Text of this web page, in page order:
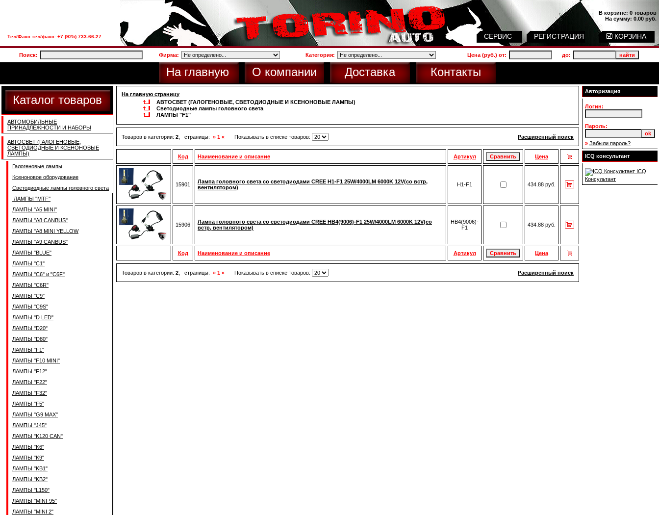
В корзине: 0 товаров
На сумму: 0.00 руб.
Тел/Факс тел/факс: +7 (925) 733-66-27 СЕРВИС РЕГИСТРАЦИЯ КОРЗИНА
Поиск: Фирма: Категория: Цена (руб.) от: до:
На главную О компании Доставка Контакты
Каталог товаров
АВТОМОБИЛЬНЫЕ
ПРИНАДЛЕЖНОСТИ И НАБОРЫ
АВТОСВЕТ (ГАЛОГЕНОВЫЕ,
СВЕТОДИОДНЫЕ И КСЕНОНОВЫЕ
ЛАМПЫ)
Галогеновые лампы
Ксеноновое оборудование
Светодиодные лампы головного света
!ЛАМПЫ ''MTF''
ЛАМПЫ "A5 MINI"
ЛАМПЫ "A8 CANBUS"
ЛАМПЫ "A8 MINI YELLOW
ЛАМПЫ "A9 CANBUS"
ЛАМПЫ "BLUE"
ЛАМПЫ "C1"
ЛАМПЫ "C6" и "C6F"
ЛАМПЫ "C6R"
ЛАМПЫ "C9"
ЛАМПЫ "C9S"
ЛАМПЫ "D LED"
ЛАМПЫ "D20"
ЛАМПЫ "D80"
ЛАМПЫ "F1"
ЛАМПЫ "F10 MINI"
ЛАМПЫ "F12"
ЛАМПЫ "F22"
ЛАМПЫ "F32"
ЛАМПЫ "F5"
ЛАМПЫ "G9 MAX"
ЛАМПЫ "J45"
ЛАМПЫ "K120 CAN"
ЛАМПЫ "K6"
ЛАМПЫ "K9"
ЛАМПЫ "KB1"
ЛАМПЫ "KB2"
ЛАМПЫ "L150"
ЛАМПЫ "MINI-95"
ЛАМПЫ "MINI 2"
На главную страницу
АВТОСВЕТ (ГАЛОГЕНОВЫЕ, СВЕТОДИОДНЫЕ И КСЕНОНОВЫЕ ЛАМПЫ)
Светодиодные лампы головного света
ЛАМПЫ "F1"
Товаров в категории: 2 , страницы: » 1 « Показывать в списке товаров: Расширенный поиск
Код Наименование и описание Артикул Цена
15901
Лампа головного света со светодиодами CREE H1-F1 25W/4000LM 6000K 12V(со встр,
вентилятором)
H1-F1 434.88 руб.
15906
Лампа головного света со светодиодами CREE HB4(9006)-F1 25W/4000LM 6000K 12V(со
встр, вентилятором)
HB4(9006)-
F1
434.88 руб.
Код Наименование и описание Артикул Цена
Товаров в категории: 2 , страницы: » 1 « Показывать в списке товаров: Расширенный поиск
Авторизация
Логин:
Пароль:
» Забыли пароль?
ICQ консультант
ICQ
Консультант